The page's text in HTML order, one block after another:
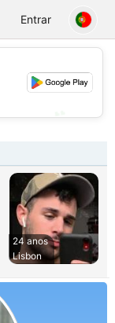
Entrar
24 anos
Lisbon